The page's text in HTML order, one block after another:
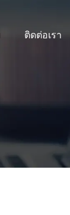
ติดต่อเรา